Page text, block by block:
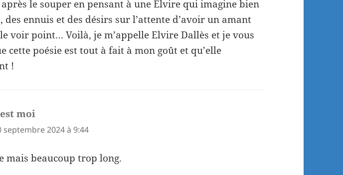
le souper en pensant à une Elvire qui imagine bien
des ennuis et des désirs sur l’attente d’avoir un amant
voir point… Voilà, je m’appelle Elvire Dallès et je vous
cette poésie est tout à fait à mon goût et qu’elle
!
moi
septembre 2024 à 9:44
mais beaucoup trop long.